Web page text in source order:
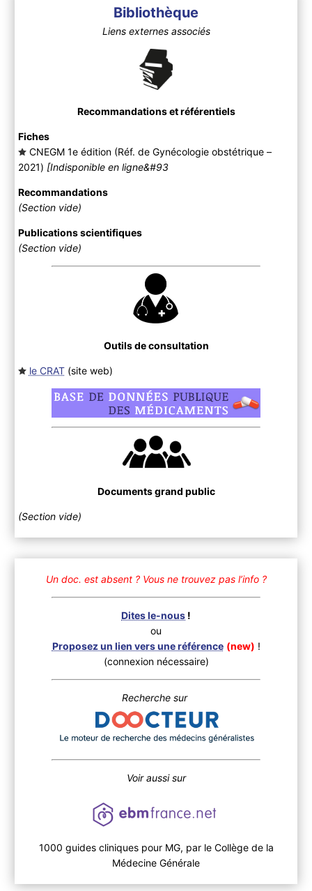
Bibliothèque
Liens externes associés
Recommandations et référentiels
Fiches
CNEGM 1e édition (Réf. de Gynécologie obstétrique –
2021) [Indisponible en ligne&#93
Recommandations
(Section vide)
Publications scientifiques
(Section vide)
Outils de consultation
le CRAT(site web)
Documents grand public
(Section vide)
Un doc. est absent ? Vous ne trouvez pas l’info ?
Dites le-nous !
ou
Proposez un lien vers une référence (new) !
(connexion nécessaire)
Recherche sur
Voir aussi sur
1000 guides cliniques pour MG, par le Collège de la
Médecine Générale